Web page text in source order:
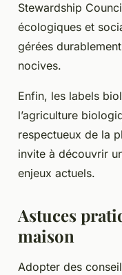
Stewardship
écologiques et
gérées
nocives.
Enfin, les labels
l’agriculture
respectueux de la
invite à découvrir
enjeux actuels.
Astuces
maison
Adopter des